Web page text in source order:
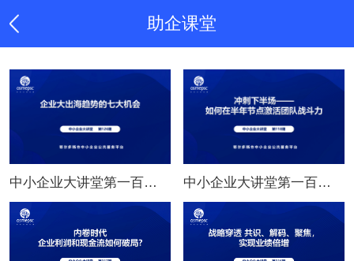
助企课堂
中小企业大讲堂第一百二十六期：企业大出海趋势的七大机会 中小企业大讲堂第一百一十八期：冲刺下半场——如何在半年节点激活团队战斗力